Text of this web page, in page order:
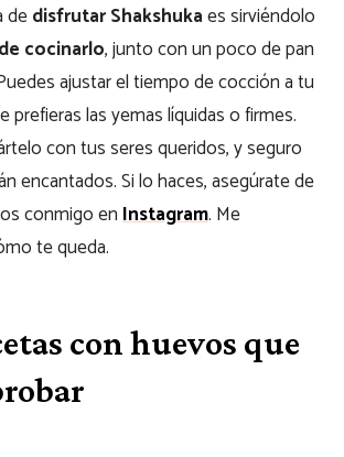
dedisfrutar Shakshukaes sirviéndolo
cocinarlo, junto con un poco de pan
ajustar el tiempo de cocción a tu
prefieras las yemas líquidas o firmes.
con tus seres queridos, y seguro
encantados. Si lo haces, asegúrate de
conmigo enInstagram. Me
te queda.
con huevos que